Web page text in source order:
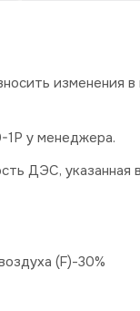
изменения
у менеджера.
ДЭС, указанная
(F)-30%